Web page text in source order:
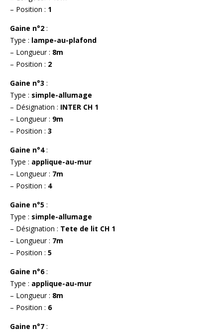
– Position : 1
Gaine n°2 :
Type : lampe-au-plafond
– Longueur : 8m
– Position : 2
Gaine n°3 :
Type : simple-allumage
– Désignation : INTER CH 1
– Longueur : 9m
– Position : 3
Gaine n°4:
Type : applique-au-mur
– Longueur : 7m
– Position : 4
Gaine n°5 :
Type : simple-allumage
– Désignation : Tete de lit CH 1
– Longueur : 7m
– Position : 5
Gaine n°6:
Type : applique-au-mur
– Longueur : 8m
– Position : 6
Gaine n°7 :